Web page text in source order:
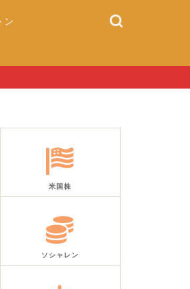
ン
米国株
ソシャレン